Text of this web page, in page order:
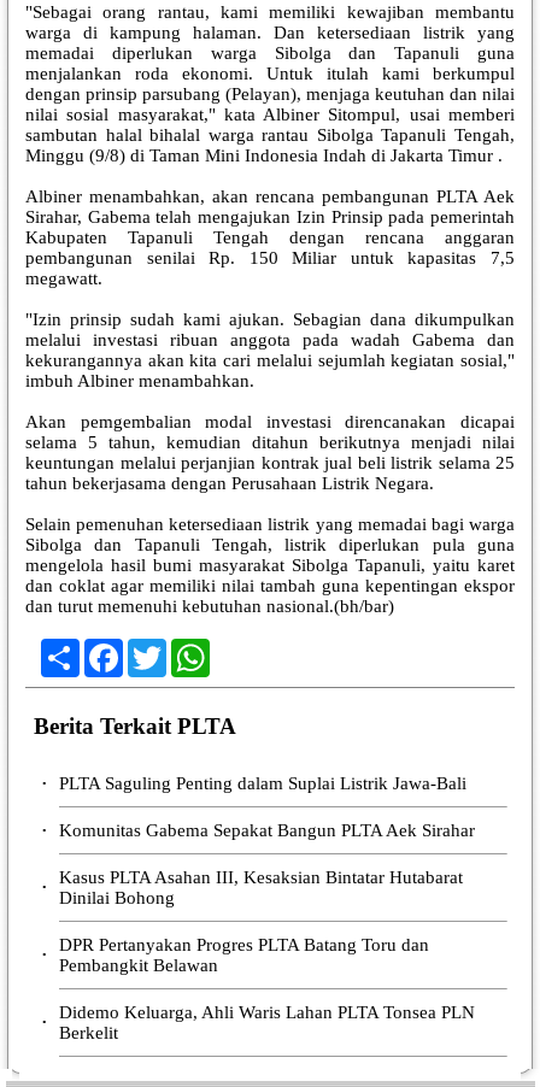
"Sebagai orang rantau, kami memiliki kewajiban membantu
warga di kampung halaman. Dan ketersediaan listrik yang
memadai diperlukan warga Sibolga dan Tapanuli guna
menjalankan roda ekonomi. Untuk itulah kami berkumpul
dengan prinsip parsubang (Pelayan), menjaga keutuhan dan nilai
nilai sosial masyarakat," kata Albiner Sitompul, usai memberi
sambutan halal bihalal warga rantau Sibolga Tapanuli Tengah,
Minggu (9/8) di Taman Mini Indonesia Indah di Jakarta Timur .
Albiner menambahkan, akan rencana pembangunan PLTA Aek
Sirahar, Gabema telah mengajukan Izin Prinsip pada pemerintah
Kabupaten Tapanuli Tengah dengan rencana anggaran
pembangunan senilai Rp. 150 Miliar untuk kapasitas 7,5
megawatt.
"Izin prinsip sudah kami ajukan. Sebagian dana dikumpulkan
melalui investasi ribuan anggota pada wadah Gabema dan
kekurangannya akan kita cari melalui sejumlah kegiatan sosial,"
imbuh Albiner menambahkan.
Akan pemgembalian modal investasi direncanakan dicapai
selama 5 tahun, kemudian ditahun berikutnya menjadi nilai
keuntungan melalui perjanjian kontrak jual beli listrik selama 25
tahun bekerjasama dengan Perusahaan Listrik Negara.
Selain pemenuhan ketersediaan listrik yang memadai bagi warga
Sibolga dan Tapanuli Tengah, listrik diperlukan pula guna
mengelola hasil bumi masyarakat Sibolga Tapanuli, yaitu karet
dan coklat agar memiliki nilai tambah guna kepentingan ekspor
dan turut memenuhi kebutuhan nasional.(bh/bar)
ShareFacebook
TwitterWhatsApp
Berita Terkait PLTA
• PLTA Saguling Penting dalam Suplai Listrik Jawa-Bali
• Komunitas Gabema Sepakat Bangun PLTA Aek Sirahar
•
Kasus PLTA Asahan III, Kesaksian Bintatar Hutabarat
Dinilai Bohong
•
DPR Pertanyakan Progres PLTA Batang Toru dan
Pembangkit Belawan
•
Didemo Keluarga, Ahli Waris Lahan PLTA Tonsea PLN
Berkelit